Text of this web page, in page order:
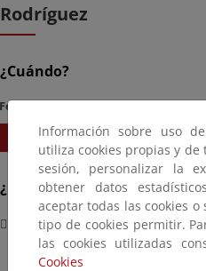
Rodríguez
¿Cuándo?
Fecha Inicio
23/11/2025
Hora
14:00
¿Dónde?
Iglesia parroquial de Posada de
Información sobre uso
utiliza cookies propias y
sesión, personalizar la
obtener datos
aceptar todas las cookies
tipo de cookies permitir.
las cookies utilizadas
Cookies